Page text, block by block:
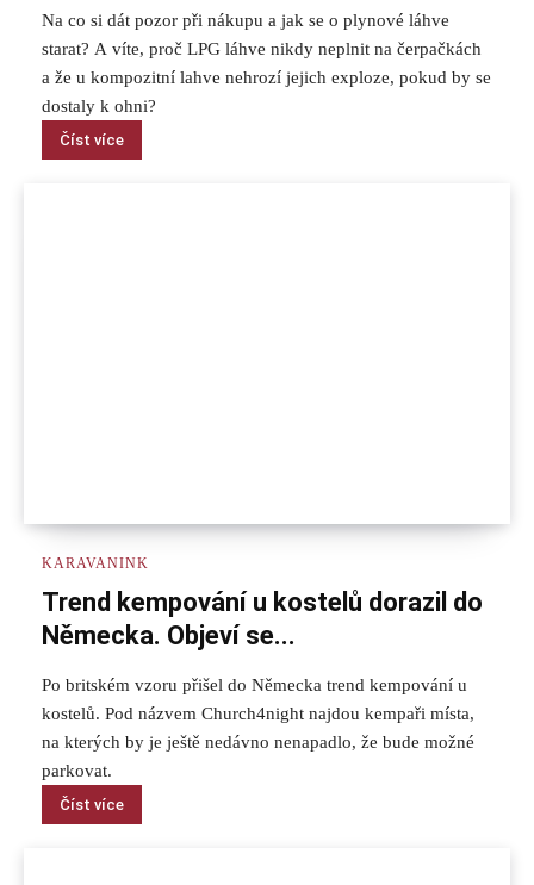
Na co si dát pozor při nákupu a jak se o plynové láhve
starat? A víte, proč LPG láhve nikdy neplnit na čerpačkách
a že u kompozitní lahve nehrozí jejich exploze, pokud by se
dostaly k ohni?
Číst více
KARAVANINK
Trend kempování u kostelů dorazil do
Německa. Objeví se...
Po britském vzoru přišel do Německa trend kempování u
kostelů. Pod názvem Church4night najdou kempaři místa,
na kterých by je ještě nedávno nenapadlo, že bude možné
parkovat.
Číst více